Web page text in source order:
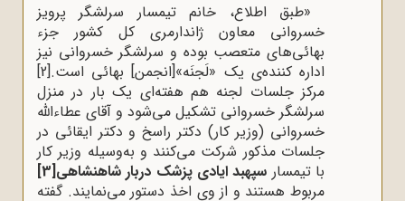
«طبق اطلاع، خانم تیمسار سرلشگر پرویز
خسروانی معاون ژاندارمری کل کشور جزء
بهائی‌های متعصب بوده و سرلشگر خسروانی نیز
اداره کننده‌ی یک «لَجنَه»[انجمن] بهائی است.[2]
مرکز جلسات لجنه هم هفته‌ای یک بار در منزل
سرلشگر خسروانی تشکیل می‌شود و آقای عطاءالله
خسروانی (وزیر کار) دکتر راسخ و دکتر ایقائی در
جلسات مذکور شرکت می‌کنند و به‌وسیله وزیر کار
با تیمسار سپهبد ایادی پزشک دربار شاهنشاهی[3]
مربوط هستند و از وی اخذ دستور می‌نمایند. گفته